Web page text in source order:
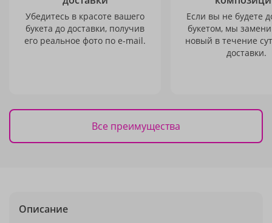
Убедитесь в красоте вашего
букета до доставки, получив
его реальное фото по e-mail.
Если вы не будете
букетом, мы
новый в течение
доставки.
Все преимущества
Описание